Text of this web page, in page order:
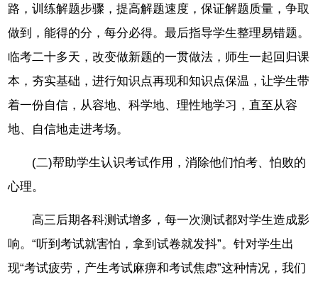
路，训练解题步骤，提高解题速度，保证解题质量，争取
做到，能得的分，每分必得。最后指导学生整理易错题。
临考二十多天，改变做新题的一贯做法，师生一起回归课
本，夯实基础，进行知识点再现和知识点保温，让学生带
着一份自信，从容地、科学地、理性地学习，直至从容
地、自信地走进考场。
(二)帮助学生认识考试作用，消除他们怕考、怕败的
心理。
高三后期各科测试增多，每一次测试都对学生造成影
响。“听到考试就害怕，拿到试卷就发抖”。针对学生出
现“考试疲劳，产生考试麻痹和考试焦虑”这种情况，我们